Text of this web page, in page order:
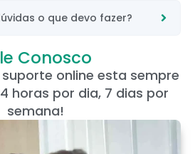
o que devo fazer?
Conosco
online esta sempre
horas por dia, 7 dias por
semana!